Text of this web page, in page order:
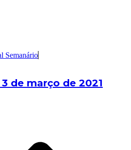
Semanário
de março de 2021